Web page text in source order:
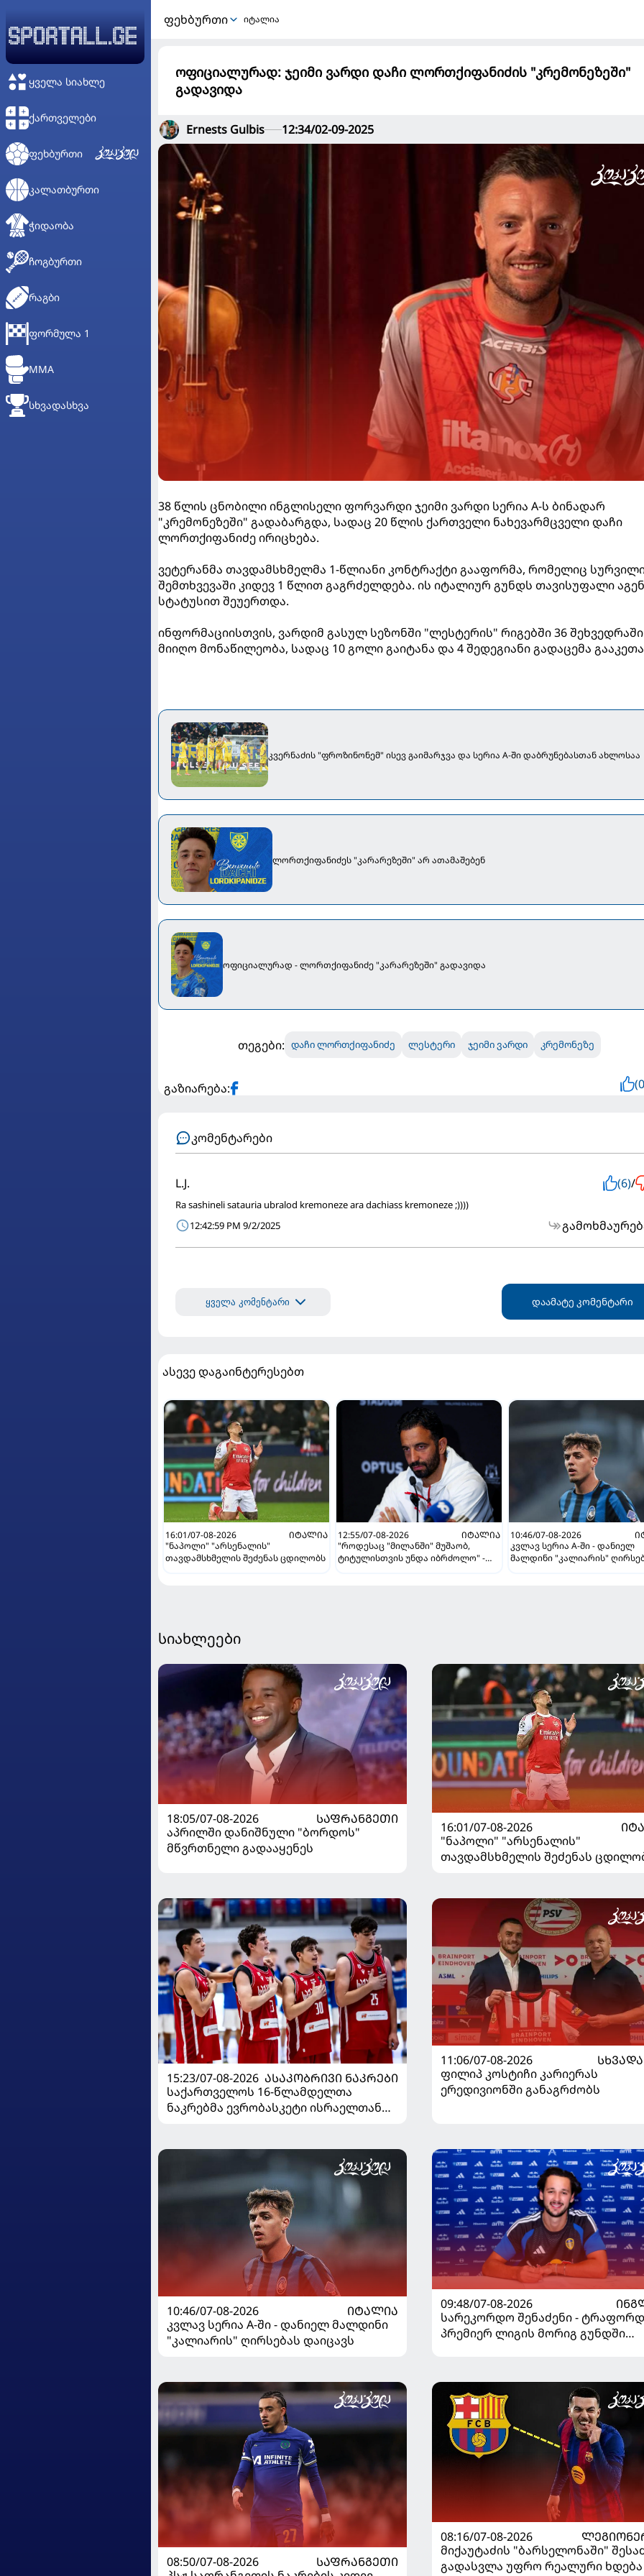
ᲧᲕᲔᲚᲐ ᲡᲘᲐᲮᲚᲔ
ᲥᲐᲠᲗᲕᲔᲚᲔᲑᲘ
ᲤᲔᲮᲑᲣᲠᲗᲘ
ᲙᲐᲚᲐᲗᲑᲣᲠᲗᲘ
ᲭᲘᲓᲐᲝᲑᲐ
ᲩᲝᲒᲑᲣᲠᲗᲘ
ᲠᲐᲒᲑᲘ
ᲤᲝᲠᲛᲣᲚᲐ 1
MMA
ᲡᲮᲕᲐᲓᲐᲡᲮᲕᲐ
ᲤᲔᲮᲑᲣᲠᲗᲘ იტალია
ოფიციალურად: ჯეიმი ვარდი დაჩი ლორთქიფანიძის "კრემონეზეში"
გადავიდა
Ernests Gulbis 12:34/02-09-2025
38 წლის ცნობილი ინგლისელი ფორვარდი ჯეიმი ვარდი სერია A-ს ბინადარ
"კრემონეზეში" გადაბარგდა, სადაც 20 წლის ქართველი ნახევარმცველი დაჩი
ლორთქიფანიძე ირიცხება.
ვეტერანმა თავდამსხმელმა 1-წლიანი კონტრაქტი გააფორმა, რომელიც
შემთხვევაში კიდევ 1 წლით გაგრძელდება. ის იტალიურ გუნდს თავისუფალი
სტატუსით შეუერთდა.
ინფორმაციისთვის, ვარდიმ გასულ სეზონში "ლესტერის" რიგებში 36 შეხვედრაში
მიიღო მონაწილეობა, სადაც 10 გოლი გაიტანა და 4 შედეგიანი გადაცემა
კვერნაძის "ფროზინონემ" ისევ გაიმარჯვა და სერია A-ში დაბრუნებასთან ახლოსაა
ლორთქიფანიძეს "კარარეზეში" არ ათამაშებენ
ოფიციალურად - ლორთქიფანიძე "კარარეზეში" გადავიდა
თეგები: დაჩი ლორთქიფანიძე ლესტერი ჯეიმი ვარდი კრემონეზე
გაზიარება:
კომენტარები
L.J. (6)/
Ra sashineli satauria ubralod kremoneze ara dachiass kremoneze ;))))
12:42:59 PM 9/2/2025
ყველა კომენტარი დაამატე კომენტარი
ასევე დაგაინტერესებთ
16:01/07-08-2026
ᲘᲢᲐᲚᲘᲐ
"ნაპოლი" "არსენალის"
თავდამსხმელის შეძენას ცდილობს
12:55/07-08-2026
ᲘᲢᲐᲚᲘᲐ
"როდესაც "მილანში" მუშაობ,
ტიტულისთვის უნდა იბრძოლო" -
10:46/07-08-2026
კვლავ სერია A-ში - დანიელ
მალდინი "კალიარის"
სიახლეები
18:05/07-08-2026
ᲡᲐᲤᲠᲐᲜᲒᲔᲗᲘ
აპრილში დანიშნული "ბორდოს"
მწვრთნელი გადააყენეს
16:01/07-08-2026
"ნაპოლი" "არსენალის"
თავდამსხმელის შეძენას
15:23/07-08-2026 ᲐᲡᲐᲙᲝᲑᲠᲘᲕᲘ ᲜᲐᲙᲠᲔᲑᲘ
საქართველოს 16-წლამდელთა
ნაკრებმა ევრობასკეტი ისრაელთან
11:06/07-08-2026
ფილიპ კოსტიჩი კარიერას
ერედივიონში განაგრძობს
10:46/07-08-2026
ᲘᲢᲐᲚᲘᲐ
კვლავ სერია A-ში - დანიელ მალდინი
"კალიარის" ღირსებას დაიცავს
09:48/07-08-2026
სარეკორდო შენაძენი -
პრემიერ ლიგის მორიგ გუნდში
08:50/07-08-2026
ᲡᲐᲤᲠᲐᲜᲒᲔᲗᲘ
08:16/07-08-2026
მიქაუტაძის "ბარსელონაში"
გადასვლა უფრო რეალური ხდება